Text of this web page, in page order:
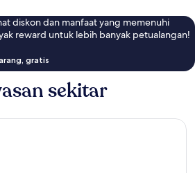
diskon dan manfaat yang memenuhi
reward untuk lebih banyak petualangan!
gratis
sekitar